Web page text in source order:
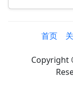
首页
Copyright